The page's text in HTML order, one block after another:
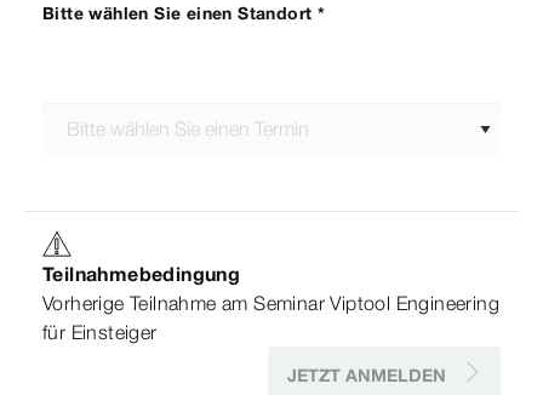
Bitte wählen Sie einen Standort *
Teilnahmebedingung
Vorherige Teilnahme am Seminar Viptool Engineering
für Einsteiger
JETZT ANMELDEN